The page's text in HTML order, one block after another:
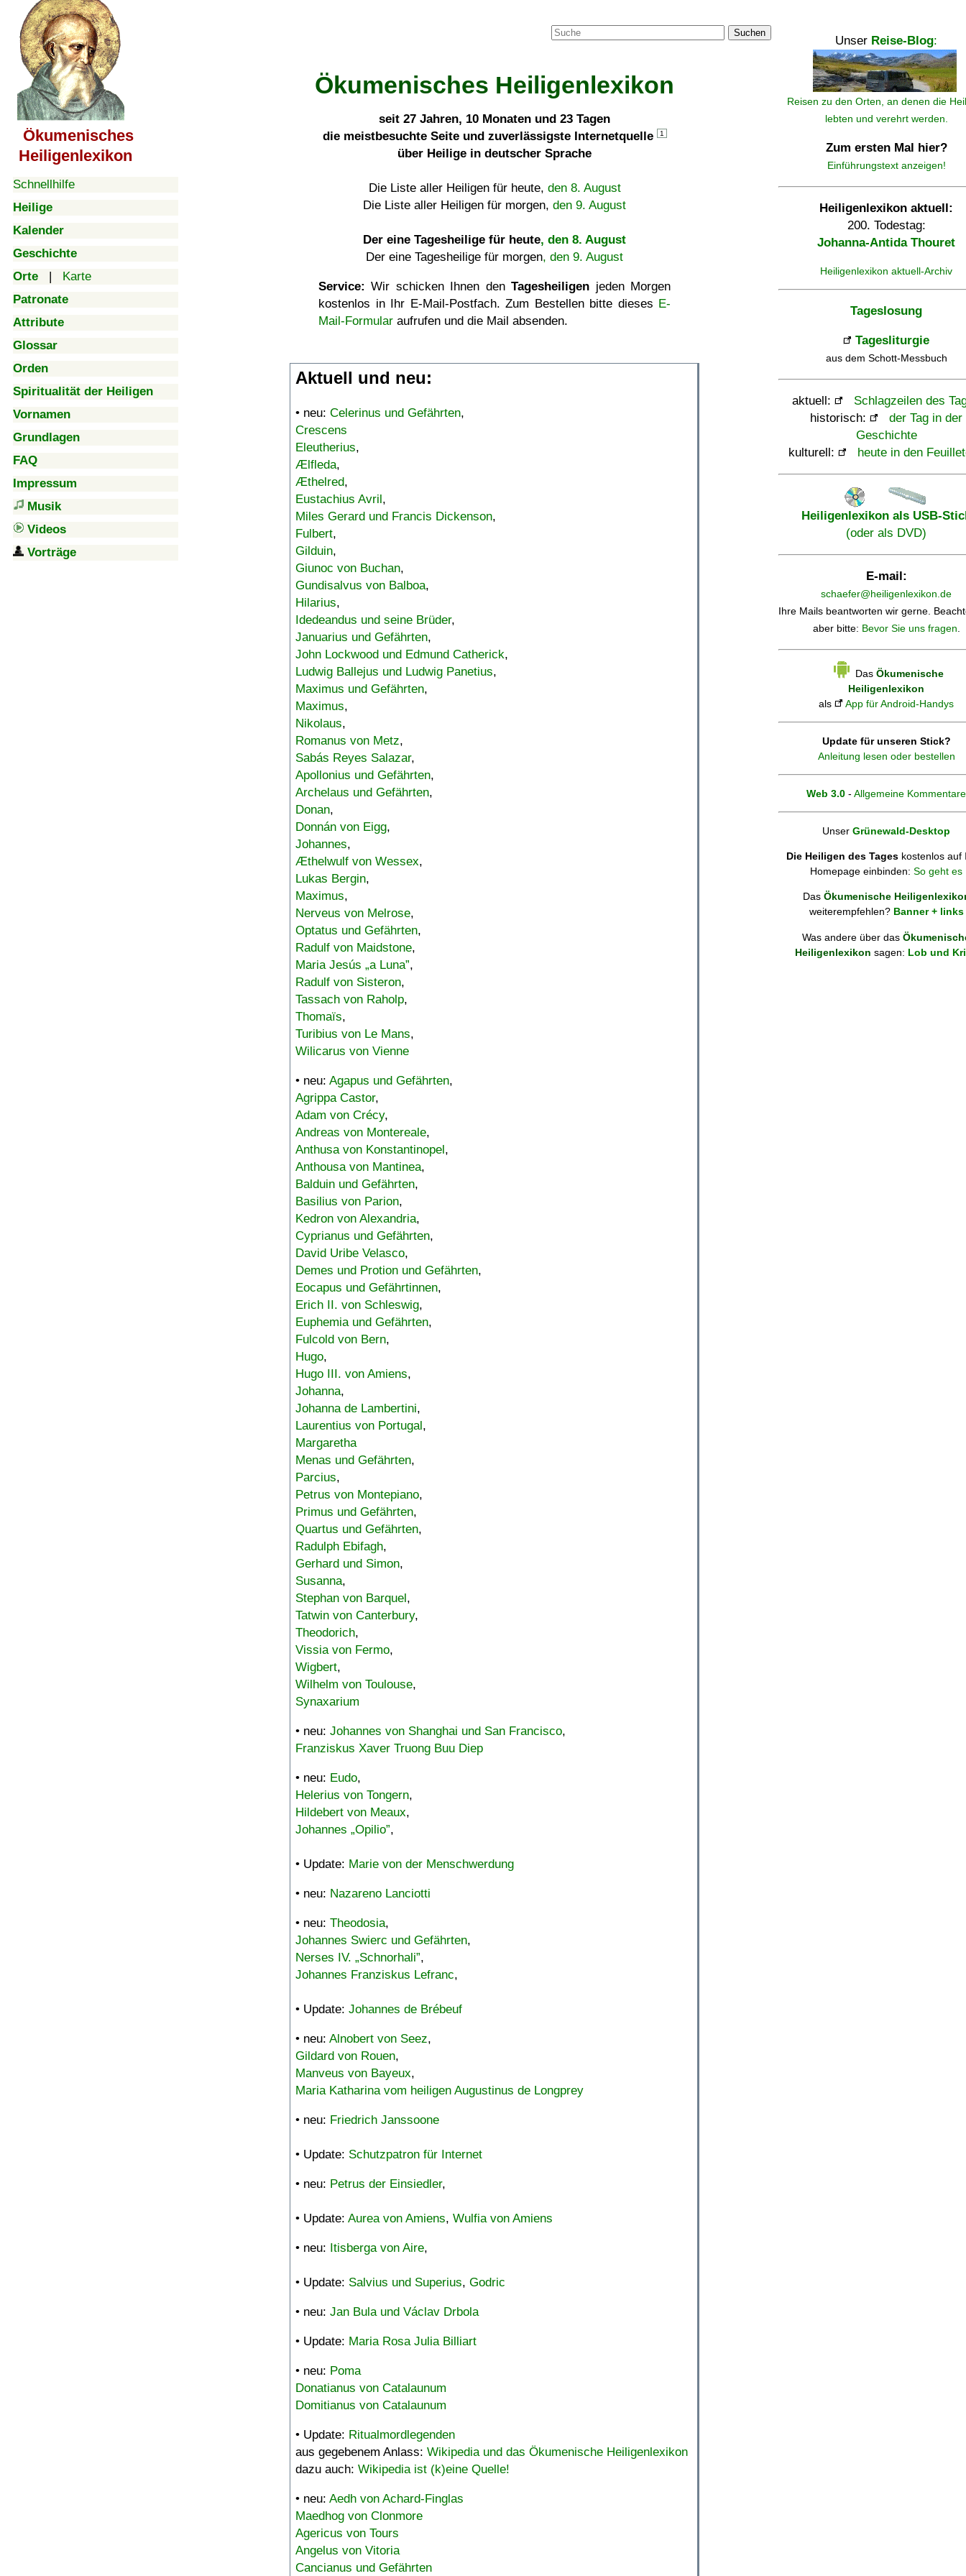
Ökumenisches
Heiligenlexikon
Schnellhilfe
Heilige
Kalender
Geschichte
Orte | Karte
Patronate
Attribute
Glossar
Orden
Spiritualität der Heiligen
Vornamen
Grundlagen
FAQ
Impressum
Musik
Videos
Vorträge
Suchen
Ökumenisches Heiligenlexikon
seit 27 Jahren, 10 Monaten und 23 Tagen
die meistbesuchte Seite und zuverlässigste Internetquelle
1
über Heilige in deutscher Sprache
Die Liste aller Heiligen für heute, den 8. August
Die Liste aller Heiligen für morgen, den 9. August
Der eine Tagesheilige für heute, den 8. August
Der eine Tagesheilige für morgen, den 9. August
Service: Wir schicken Ihnen denTagesheiligen jeden Morgen
kostenlos in Ihr E-Mail-Postfach. Zum Bestellen bitte dieses E-
Mail-Formular aufrufen und die Mail absenden.
Aktuell und neu:
• neu: Celerinus und Gefährten,
Crescens
Eleutherius,
Ælfleda,
Æthelred,
Eustachius Avril,
Miles Gerard und Francis Dickenson,
Fulbert,
Gilduin,
Giunoc von Buchan,
Gundisalvus von Balboa,
Hilarius,
Idedeandus und seine Brüder,
Januarius und Gefährten,
John Lockwood und Edmund Catherick,
Ludwig Ballejus und Ludwig Panetius,
Maximus und Gefährten,
Maximus,
Nikolaus,
Romanus von Metz,
Sabás Reyes Salazar,
Apollonius und Gefährten,
Archelaus und Gefährten,
Donan,
Donnán von Eigg,
Johannes,
Æthelwulf von Wessex,
Lukas Bergin,
Maximus,
Nerveus von Melrose,
Optatus und Gefährten,
Radulf von Maidstone,
Maria Jesús „a Luna”,
Radulf von Sisteron,
Tassach von Raholp,
Thomaïs,
Turibius von Le Mans,
Wilicarus von Vienne
• neu: Agapus und Gefährten,
Agrippa Castor,
Adam von Crécy,
Andreas von Montereale,
Anthusa von Konstantinopel,
Anthousa von Mantinea,
Balduin und Gefährten,
Basilius von Parion,
Kedron von Alexandria,
Cyprianus und Gefährten,
David Uribe Velasco,
Demes und Protion und Gefährten,
Eocapus und Gefährtinnen,
Erich II. von Schleswig,
Euphemia und Gefährten,
Fulcold von Bern,
Hugo,
Hugo III. von Amiens,
Johanna,
Johanna de Lambertini,
Laurentius von Portugal,
Margaretha
Menas und Gefährten,
Parcius,
Petrus von Montepiano,
Primus und Gefährten,
Quartus und Gefährten,
Radulph Ebifagh,
Gerhard und Simon,
Susanna,
Stephan von Barquel,
Tatwin von Canterbury,
Theodorich,
Vissia von Fermo,
Wigbert,
Wilhelm von Toulouse,
Synaxarium
• neu: Johannes von Shanghai und San Francisco,
Franziskus Xaver Truong Buu Diep
• neu: Eudo,
Helerius von Tongern,
Hildebert von Meaux,
Johannes „Opilio”,
• Update: Marie von der Menschwerdung
• neu: Nazareno Lanciotti
• neu: Theodosia,
Johannes Swierc und Gefährten,
Nerses IV. „Schnorhali”,
Johannes Franziskus Lefranc,
• Update: Johannes de Brébeuf
• neu: Alnobert von Seez,
Gildard von Rouen,
Manveus von Bayeux,
Maria Katharina vom heiligen Augustinus de Longprey
• neu: Friedrich Janssoone
• Update: Schutzpatron für Internet
• neu: Petrus der Einsiedler,
• Update: Aurea von Amiens, Wulfia von Amiens
• neu: Itisberga von Aire,
• Update: Salvius und Superius, Godric
• neu: Jan Bula und Václav Drbola
• Update: Maria Rosa Julia Billiart
• neu: Poma
Donatianus von Catalaunum
Domitianus von Catalaunum
• Update: Ritualmordlegenden
aus gegebenem Anlass: Wikipedia und das Ökumenische Heiligenlexikon
dazu auch: Wikipedia ist (k)eine Quelle!
• neu: Aedh von Achard-Finglas
Maedhog von Clonmore
Agericus von Tours
Angelus von Vitoria
Cancianus und Gefährten
Unser Reise-Blog:
Reisen zu den Orten, an denen die
lebten und verehrt werden.
Zum ersten Mal hier?
Einführungstext anzeigen!
Heiligenlexikon aktuell:
200. Todestag:
Johanna-Antida Thouret
Heiligenlexikon aktuell-Archiv
Tageslosung
Tagesliturgie
aus dem Schott-Messbuch
aktuell:
Schlagzeilen des
historisch:
der Tag in der
Geschichte
kulturell:
heute in den
Heiligenlexikon als USB-
(oder als DVD)
E-mail:
schaefer@heiligenlexikon.de
Ihre Mails beantworten wir gerne.
aber bitte: Bevor Sie uns fragen.
Das Ökumenische
Heiligenlexikon
als
App für Android-Handys
Update für unseren Stick?
Anleitung lesen oder bestellen
Web 3.0 - Allgemeine Kommentare
Unser Grünewald-Desktop
Die Heiligen des Tages kostenlos auf
Homepage einbinden: So geht es
Das Ökumenische
weiterempfehlen? Banner + links
Was andere über das
Heiligenlexikon sagen: Lob und